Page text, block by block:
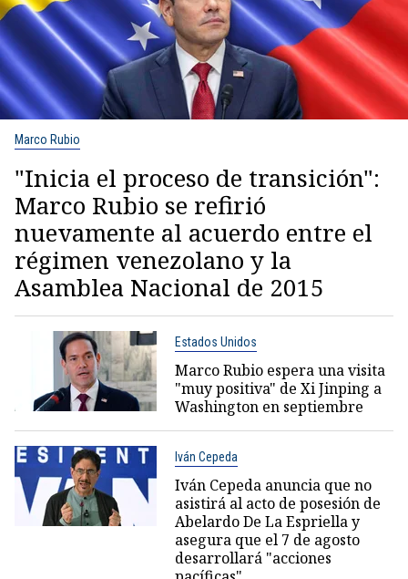
Marco Rubio
"Inicia el proceso de transición":
Marco Rubio se refirió
nuevamente al acuerdo entre el
régimen venezolano y la
Asamblea Nacional de 2015
Estados Unidos
Marco Rubio espera una visita
"muy positiva" de Xi Jinping a
Washington en septiembre
Iván Cepeda
Iván Cepeda anuncia que no
asistirá al acto de posesión de
Abelardo De La Espriella y
asegura que el 7 de agosto
desarrollará "acciones